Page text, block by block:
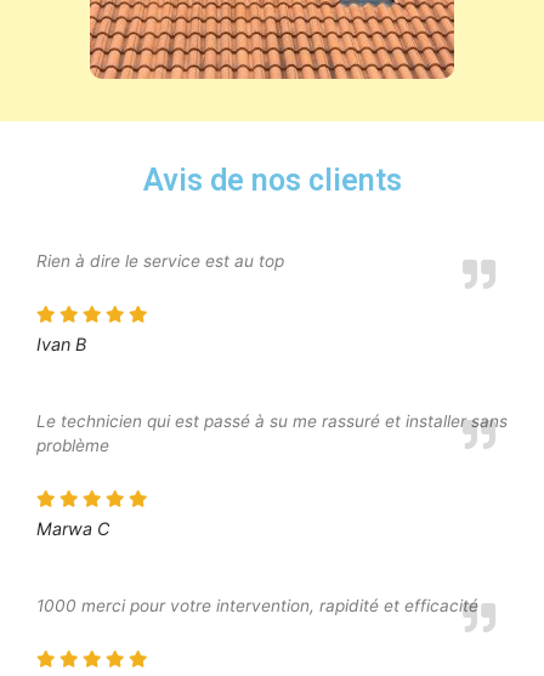
Avis de nos clients
Rien à dire le service est au top
Ivan B
Le technicien qui est passé à su me rassuré et installer sans
problème
Marwa C
1000 merci pour votre intervention, rapidité et efficacité